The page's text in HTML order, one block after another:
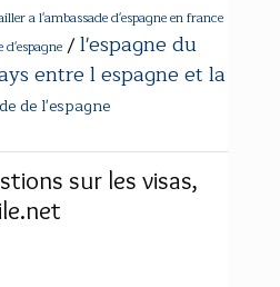
a l'ambassade d'espagne en france
/l'espagne du
entre l espagne et la
de l'espagne
sur les visas,